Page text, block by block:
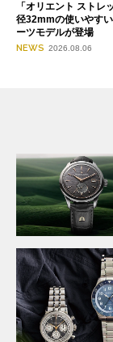
「オリエント ストレ
径32mmの使いやす
ーツモデルが登場
NEWS 2026.08.06